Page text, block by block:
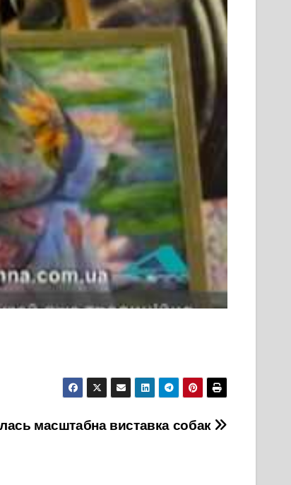
масштабна виставка собак